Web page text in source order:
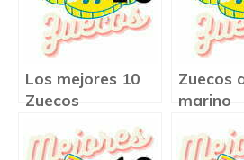
Los mejores 10
Zuecos
Zuecos
marino